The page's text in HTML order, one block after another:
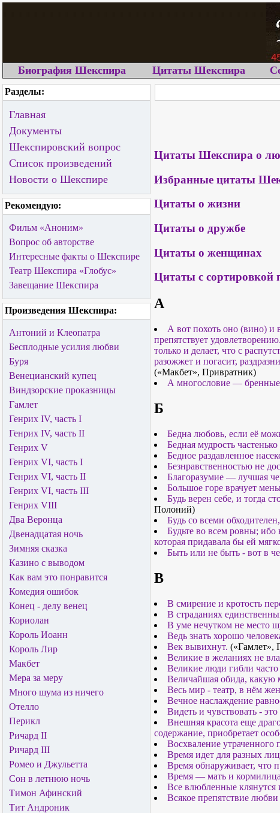
Биография Шекспира Цитаты Шекспира
Разделы:
Главная
Документы
Шекспировский вопрос
Список произведений
Новости о Шекспире
Рекомендую:
Фильм «Аноним»
Вопрос об авторстве
Интересные факты о Шекспире
Театр Шекспира «Глобус»
Завещание Шекспира
Произведения Шекспира:
Антоний и Клеопатра
Бесплодные усилия любви
Буря
Венецианский купец
Виндзорские проказницы
Гамлет
Генрих IV, часть I
Генрих IV, часть II
Генрих V
Генрих VI, часть I
Генрих VI, часть II
Генрих VI, часть III
Генрих VIII
Два Веронца
Двенадцатая ночь
Зимняя сказка
Казино с выводом
Как вам это понравится
Комедия ошибок
Конец - делу венец
Кориолан
Король Иоанн
Король Лир
Макбет
Мера за меру
Много шума из ничего
Отелло
Перикл
Ричард II
Ричард III
Ромео и Джульетта
Сон в летнюю ночь
Тимон Афинский
Тит Андроник
Цитаты Шекспира о
Избранные цитаты
Цитаты о жизни
Цитаты о дружбе
Цитаты о женщинах
Цитаты с сортировкой
А
А вот похоть оно (вино) и
препятствует
только и делает, что с
разожжет и погасит,
(«Макбет», Привратник)
А многословие —
Б
Бедна любовь, если её
Бедная мудрость
Бедное раздавленное
Безнравственностью не
Благоразумие — лучшая
Большое горе врачует
Будь верен себе, и тогда
Полоний)
Будь со всеми
Будьте во всем ровны; ибо
которая придавала бы ей
Быть или не быть - вот в
В
В смирение и кротость
В страданиях
В уме нечутком не место
Ведь знать хорошо
Век вывихнут. («Гамлет»,
Великие в желаниях не
Великие люди гибли часто
Величайшая обида, какую
Весь мир - театр, в нём
Вечное наслаждение
Видеть и чувствовать -
Внешняя красота еще
содержание, приобретает
Восхваление
Время идет для разных
Время обнаруживает, что
Время — мать и
Все влюбленные клянутся
Всякое препятствие любви